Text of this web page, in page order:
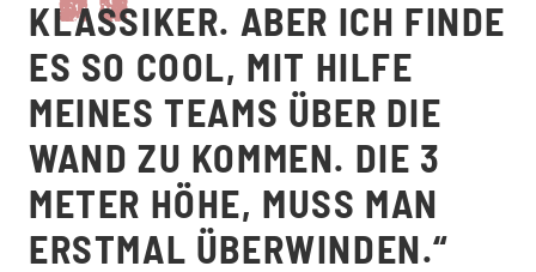
KLASSIKER. ABER ICH FINDE
ES SO COOL, MIT HILFE
MEINES TEAMS ÜBER DIE
WAND ZU KOMMEN. DIE 3
METER HÖHE, MUSS MAN
ERSTMAL ÜBERWINDEN.“